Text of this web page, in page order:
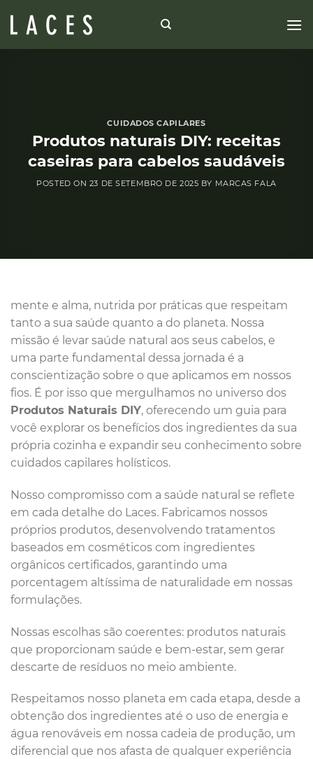
CUIDADOS CAPILARES
Produtos naturais DIY: receitas
caseiras para cabelos saudáveis
POSTED ON 23 DE SETEMBRO DE 2025 BY MARCAS FALA
mente e alma, nutrida por práticas que respeitam
tanto a sua saúde quanto a do planeta. Nossa
missão é levar saúde natural aos seus cabelos, e
uma parte fundamental dessa jornada é a
conscientização sobre o que aplicamos em nossos
fios. É por isso que mergulhamos no universo dos
Produtos Naturais DIY, oferecendo um guia para
você explorar os benefícios dos ingredientes da sua
própria cozinha e expandir seu conhecimento sobre
cuidados capilares holísticos.
Nosso compromisso com a saúde natural se reflete
em cada detalhe do Laces. Fabricamos nossos
próprios produtos, desenvolvendo tratamentos
baseados em cosméticos com ingredientes
orgânicos certificados, garantindo uma
porcentagem altíssima de naturalidade em nossas
formulações.
Nossas escolhas são coerentes: produtos naturais
que proporcionam saúde e bem-estar, sem gerar
descarte de resíduos no meio ambiente.
Respeitamos nosso planeta em cada etapa, desde a
obtenção dos ingredientes até o uso de energia e
água renováveis em nossa cadeia de produção, um
diferencial que nos afasta de qualquer experiência